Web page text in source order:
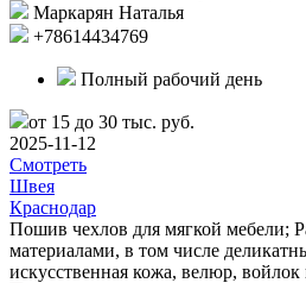
Маркарян Наталья
+78614434769
Полный рабочий день
от 15 до 30 тыс. руб.
2025-11-12
Смотреть
Швея
Краснодар
Пошив чехлов для мягкой мебели;
материалами, в том числе
искусственная кожа, велюр, войлок